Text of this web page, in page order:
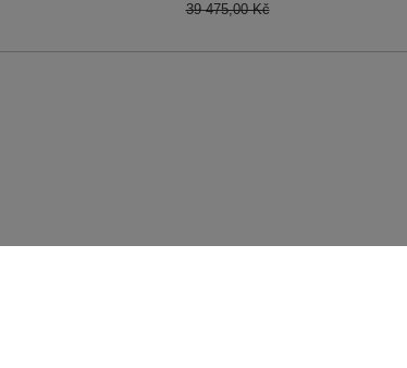
39 475,00 Kč